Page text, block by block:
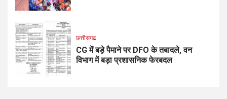
छत्तीसगढ
CG में बड़े पैमाने पर DFO के तबादले, वन
विभाग में बड़ा प्रशासनिक फेरबदल